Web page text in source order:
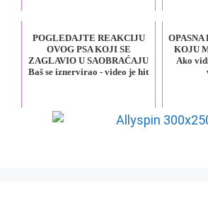
POGLEDAJTE REAKCIJU
OVOG PSA KOJI SE
ZAGLAVIO U SAOBRAĆAJU
Baš se iznervirao - video je hit
OPASNA
KOJU
Ako